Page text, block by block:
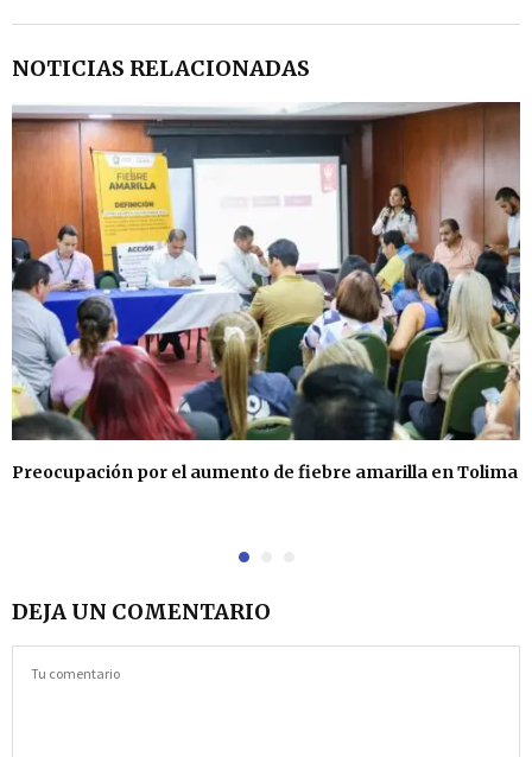
NOTICIAS RELACIONADAS
Preocupación por el aumento de fiebre amarilla en Tolima
DEJA UN COMENTARIO